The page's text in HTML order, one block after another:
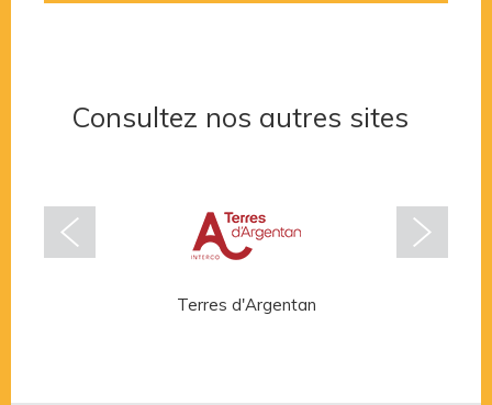
Consultez nos autres sites
Terres d'Argentan